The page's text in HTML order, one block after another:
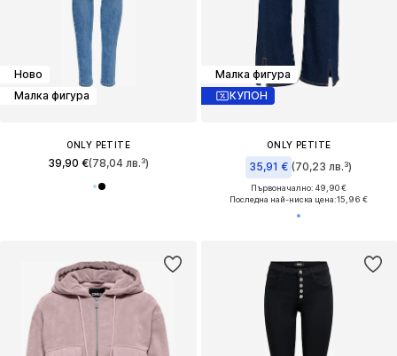
Ново
Малка фигура
ONLY PETITE
39,90 €(78,04 лв.³)
Малка фигура
КУПОН
ONLY PETITE
35,91 € (70,23 лв.³)
Първоначално: 49,90 €
Последна най-ниска цена:15,96 €